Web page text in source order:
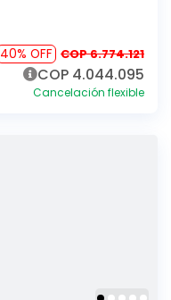
40% OFF COP 6.774.121
COP 4.044.095
Cancelación flexible